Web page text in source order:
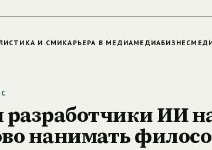
И СМИКАРЬЕРА В МЕДИАМЕДИАБИЗНЕС
разработчики ИИ
нанимать